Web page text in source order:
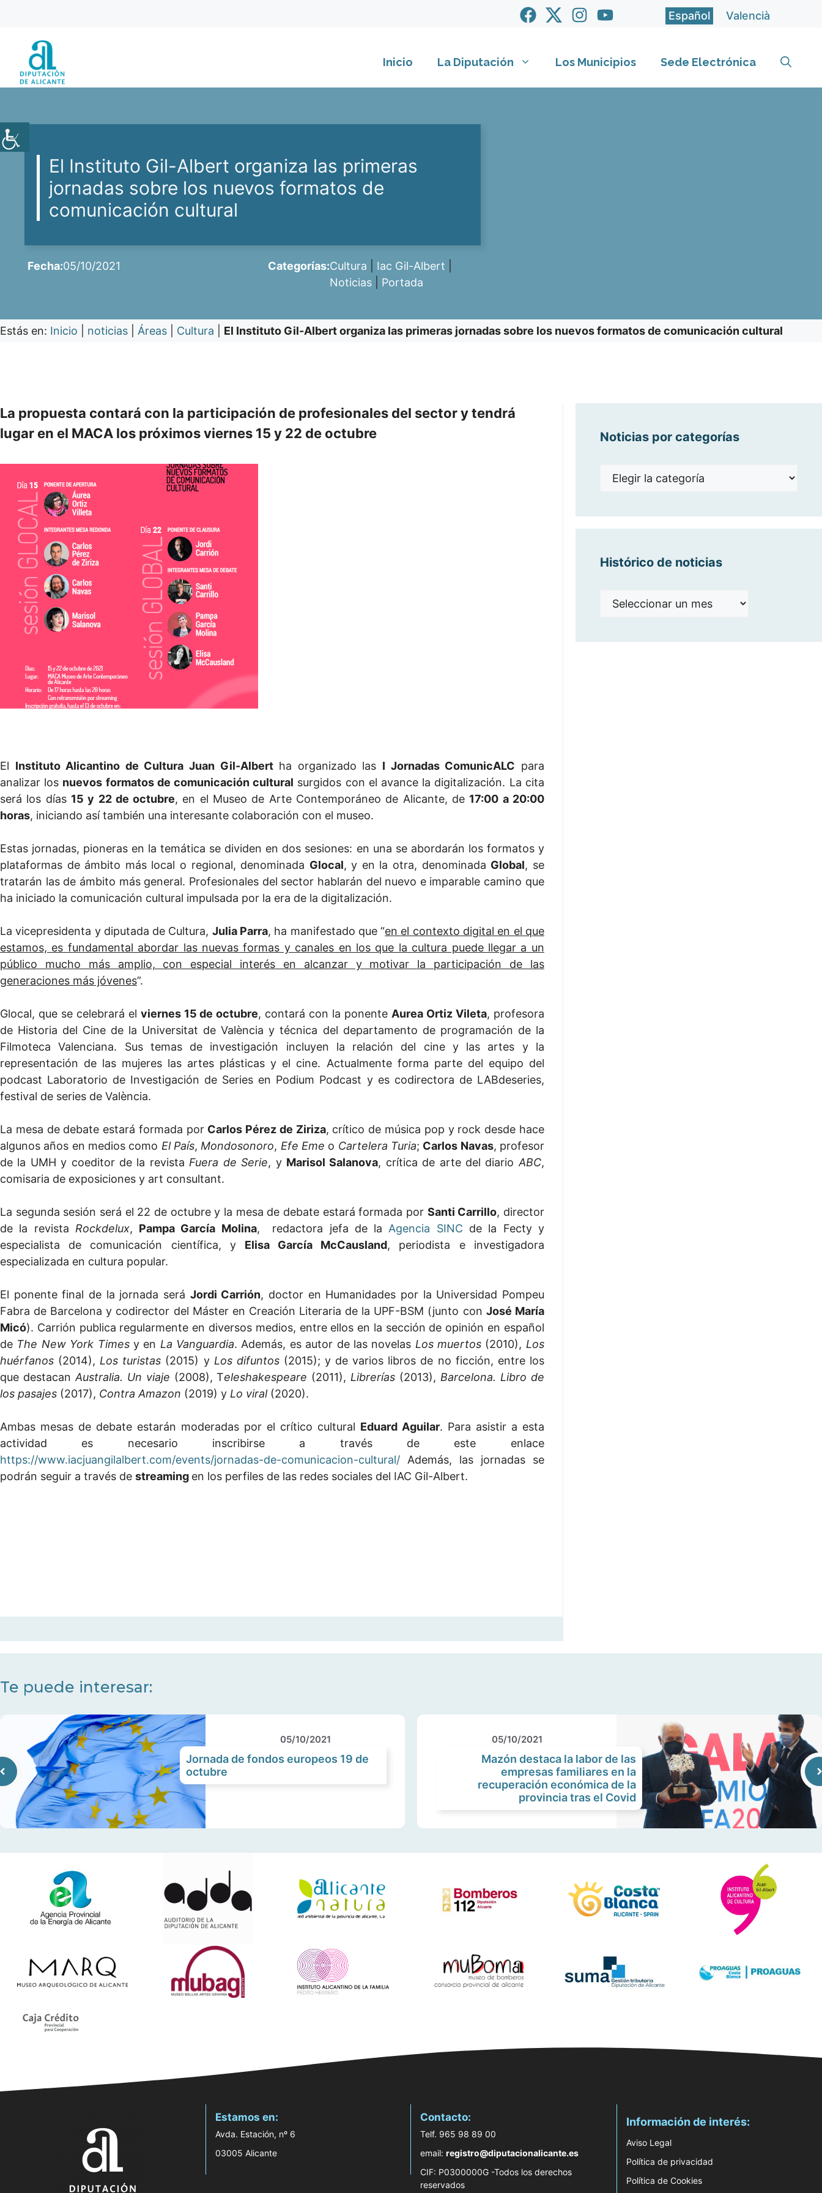
contenido
Español Valencià
Inicio La Diputación Los Municipios Sede Electrónica
El Instituto Gil-Albert organiza las primeras
jornadas sobre los nuevos formatos de
comunicación cultural
Fecha:05/10/2021 Categorías:Cultura Iac Gil-Albert
Noticias
Portada
Estás en: Inicio noticias Áreas Cultura El Instituto Gil-Albert organiza las primeras jornadas sobre los nuevos formatos de comunicación cultural
La propuesta contará con la participación de profesionales del sector y tendrá
lugar en el MACA los próximos viernes 15 y 22 de octubre
El Instituto Alicantino de Cultura Juan Gil-Albertha organizado las I Jornadas ComunicALC para
analizar los nuevos formatos de comunicación cultural surgidos con el avance la digitalización. La cita
será los días 15 y 22 de octubre, en el Museo de Arte Contemporáneo de Alicante, de 17:00 a 20:00
horas, iniciando así también una interesante colaboración con el museo.
Estas jornadas, pioneras en la temática se dividen en dos sesiones: en una se abordarán los formatos y
plataformas de ámbito más local o regional, denominada Glocal, y en la otra, denominada Global, se
tratarán las de ámbito más general. Profesionales del sector hablarán del nuevo e imparable camino que
ha iniciado la comunicación cultural impulsada por la era de la digitalización.
La vicepresidenta y diputada de Cultura, Julia Parra, ha manifestado que “en el contexto digital en el que
estamos, es fundamental abordar las nuevas formas y canales en los que la cultura puede llegar a un
público mucho más amplio, con especial interés en alcanzar y motivar la participación de las
generaciones más jóvenes”.
Glocal, que se celebrará el viernes 15 de octubre, contará con la ponenteAurea Ortiz Vileta, profesora
de Historia del Cine de la Universitat de València y técnica del departamento de programación de la
Filmoteca Valenciana. Sus temas de investigación incluyen la relación del cine y las artes y la
representación de las mujeres las artes plásticas y el cine. Actualmente forma parte del equipo del
podcast Laboratorio de Investigación de Series en Podium Podcast y es codirectora de LABdeseries,
festival de series de València.
La mesa de debate estará formada por Carlos Pérez de Ziriza, crítico de música pop y rock desde hace
algunos años en medios como El País,Mondosonoro, Efe Eme o Cartelera Turia; Carlos Navas, profesor
de la UMH y coeditor de la revistaFuera de Serie, y Marisol Salanova, crítica de arte del diarioABC,
comisaria de exposiciones y art consultant.
La segunda sesión será el 22 de octubre y la mesa de debate estará formada por Santi Carrillo, director
de la revista Rockdelux, Pampa García Molina, redactora jefa de laAgencia SINC de la Fecty y
especialista de comunicación científica, y Elisa García McCausland, periodista e investigadora
especializada en cultura popular.
El ponente final de la jornada será Jordi Carrión, doctor en Humanidades por la Universidad Pompeu
Fabra de Barcelona y codirector del Máster en Creación Literaria de la UPF-BSM (junto con José María
Micó). Carrión publica regularmente en diversos medios, entre ellos en la sección de opinión en español
de The New York Timesy en La Vanguardia. Además, es autor de las novelas Los muertos (2010), Los
huérfanos (2014),Los turistas (2015) y Los difuntos (2015); y de varios libros de no ficción, entre los
que destacanAustralia. Un viaje (2008), Teleshakespeare (2011),Librerías (2013),Barcelona. Libro de
los pasajes (2017), Contra Amazon (2019) y Lo viral (2020).
Ambas mesas de debate estarán moderadas por el crítico cultural Eduard Aguilar. Para asistir a esta
actividad es necesario inscribirse a través de este enlace
https://www.iacjuangilalbert.com/events/jornadas-de-comunicacion-cultural/ Además, las jornadas se
podrán seguir a través de streaming en los perfiles de las redes sociales del IAC Gil-Albert.
Noticias por categorías
Noticias
Histórico de noticias
Histórico
Te puede interesar:
05/10/2021
Jornada de fondos europeos 19 de
octubre
05/10/2021
Mazón destaca la labor de las
empresas familiares en la
recuperación económica de la
provincia tras el Covid
Estamos en:
Avda. Estación, nº 6
03005 Alicante
Contacto:
Telf. 965 98 89 00
email: registro@diputacionalicante.es
CIF: P0300000G -Todos los derechos
reservados
Información de interés:
Aviso Legal
Política de privacidad
Política de Cookies